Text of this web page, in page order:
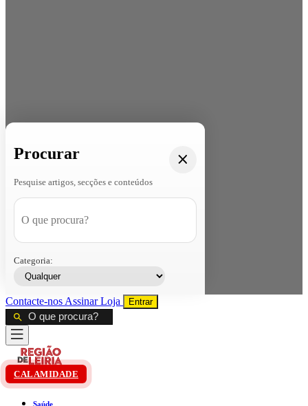
Procurar
Pesquise artigos, secções e conteúdos
Categoria:
Contacte-nos AssinarLoja Entrar
CALAMIDADE
Saúde